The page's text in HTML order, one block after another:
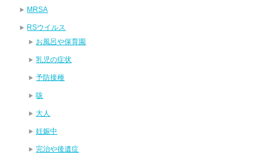
MRSA
RSウイルス
お風呂や保育園
乳児の症状
予防接種
咳
大人
妊娠中
完治や後遺症